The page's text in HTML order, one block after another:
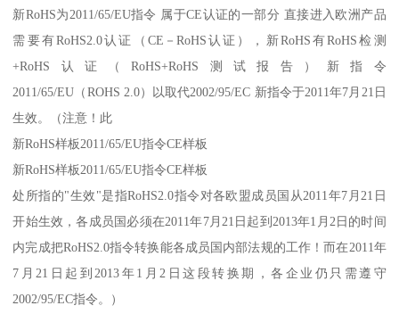
新RoHS为2011/65/EU指令 属于CE认证的一部分 直接进入欧洲产品
需要有RoHS2.0认证（CE－RoHS认证），新RoHS有RoHS检测
+RoHS认证（RoHS+RoHS测试报告）新指令
2011/65/EU（ROHS 2.0）以取代2002/95/EC 新指令于2011年7月21日
生效。（注意！此
新RoHS样板2011/65/EU指令CE样板
新RoHS样板2011/65/EU指令CE样板
处所指的"生效"是指RoHS2.0指令对各欧盟成员国从2011年7月21日
开始生效，各成员国必须在2011年7月21日起到2013年1月2日的时间
内完成把RoHS2.0指令转换能各成员国内部法规的工作！而在2011年
7月21日起到2013年1月2日这段转换期，各企业仍只需遵守
2002/95/EC指令。）